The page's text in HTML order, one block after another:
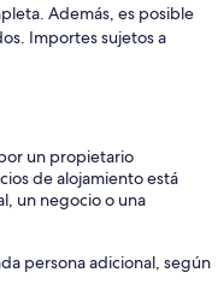
Además, es posible
Importes sujetos a
un propietario
de alojamiento está
un negocio o una
persona adicional, según